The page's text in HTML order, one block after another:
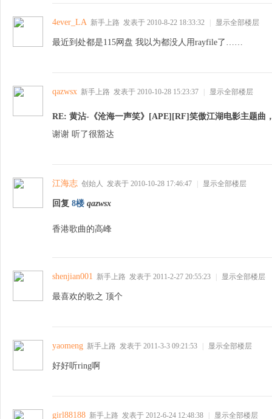
B
4ever_LA 新手上路 发表于 2010-8-22 18:33:32 | 显示全部楼层
最近到处都是115网盘 我以为都没人用rayfile了……
qazwsx 新手上路 发表于 2010-10-28 15:23:37 | 显示全部楼层
RE: 黄沾-《沧海一声笑》[APE][RF]笑傲江湖电影主题曲
谢谢 听了很豁达
江海志 创始人 发表于 2010-10-28 17:46:47 | 显示全部楼层
回复 8楼 qazwsx
香港歌曲的高峰
shenjian001 新手上路 发表于 2011-2-27 20:55:23 | 显示全部楼层
最喜欢的歌之 顶个
yaomeng 新手上路 发表于 2011-3-3 09:21:53 | 显示全部楼层
好好听ring啊
girl88188 新手上路 发表于 2012-6-24 12:48:38 | 显示全部楼层